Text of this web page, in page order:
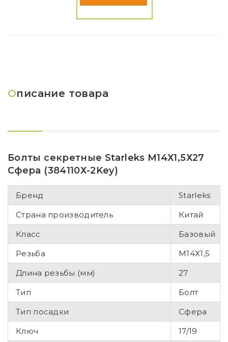
Описание товара
Болты секретные Starleks М14Х1,5Х27
Сфера (384110Х-2Key)
Бренд
Starleks
Страна производитель
Китай
Класс
Базовый
Резьба
М14Х1,5
Длина резьбы (мм)
27
Тип
Болт
Тип посадки
Сфера
Ключ
17/19